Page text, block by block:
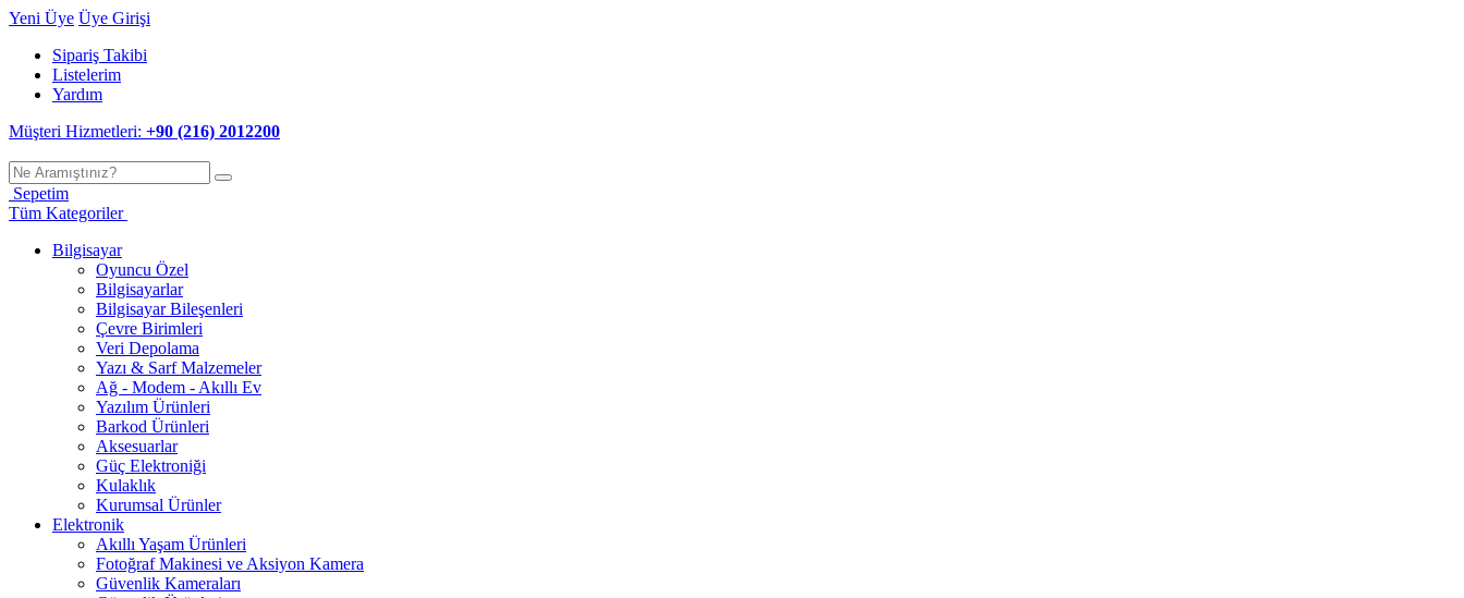
Yeni Üye Üye Girişi
Sipariş Takibi
Listelerim
Yardım
Müşteri Hizmetleri: +90 (216) 2012200
Sepetim
Tüm Kategoriler
Bilgisayar
Oyuncu Özel
Bilgisayarlar
Bilgisayar Bileşenleri
Çevre Birimleri
Veri Depolama
Yazı & Sarf Malzemeler
Ağ - Modem - Akıllı Ev
Yazılım Ürünleri
Barkod Ürünleri
Aksesuarlar
Güç Elektroniği
Kulaklık
Kurumsal Ürünler
Elektronik
Akıllı Yaşam Ürünleri
Fotoğraf Makinesi ve Aksiyon Kamera
Güvenlik Kameraları